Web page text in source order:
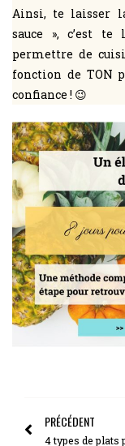
Ainsi, te laisser
sauce », c’est
permettre de
fonction de TON
confiance ! 😉
PRÉCÉDENT